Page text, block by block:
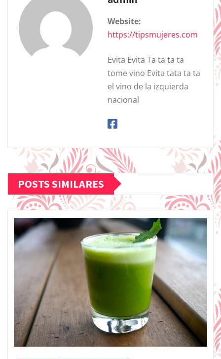
Website:
https://tipsmujeres.com
Evita Evita Ta ta ta ta
tome vino Evita tata ta ta
el vino de la izquierda
nacional
POSTS SIMILARES